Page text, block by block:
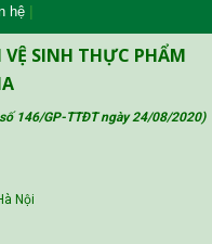
hệ |
SINH THỰC PHẨM
146/GP-TTĐT ngày 24/08/2020)
Nội